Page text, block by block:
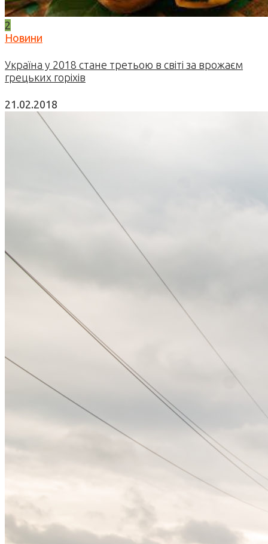
2
Новини
Україна у 2018 стане третьою в світі за врожаєм
грецьких горіхів
21.02.2018